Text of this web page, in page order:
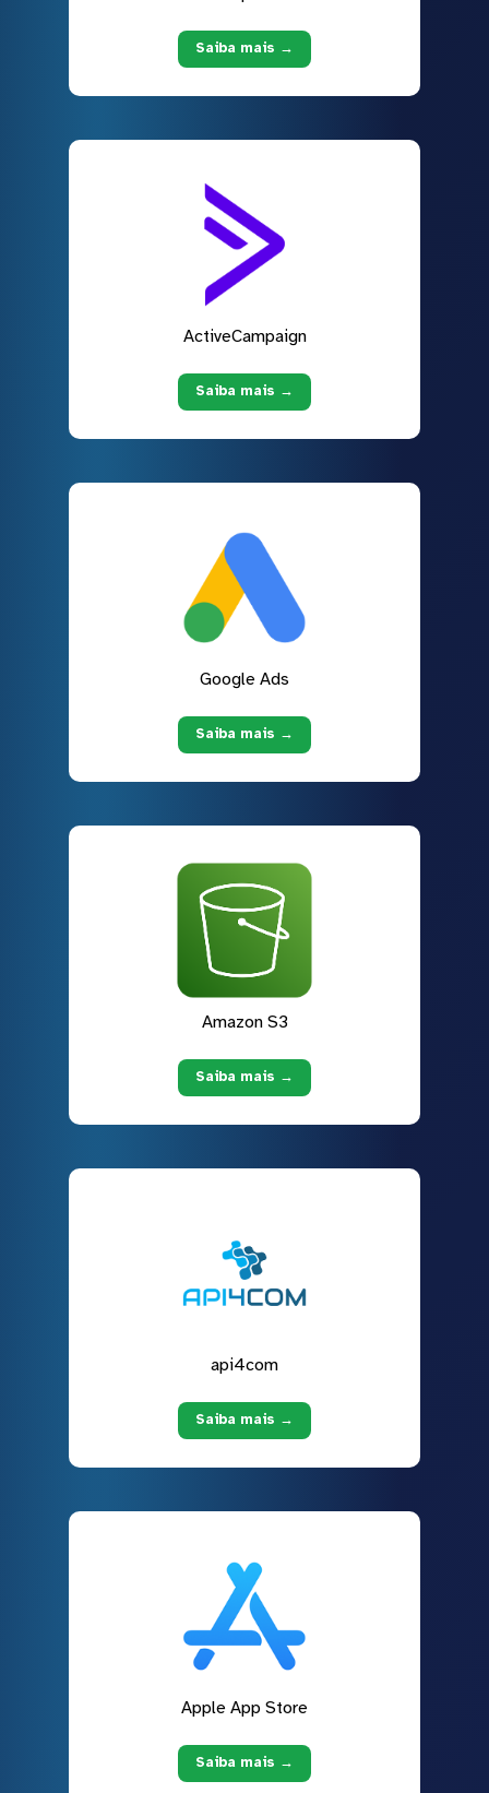
Saiba mais →
ActiveCampaign
Saiba mais →
Google Ads
Saiba mais →
Amazon S3
Saiba mais →
api4com
Saiba mais →
Apple App Store
Saiba mais →